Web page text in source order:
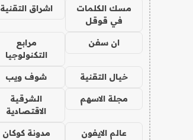
مسك الكلمات
في قوقل
اشراق التقنية
ان سفن
مرابع
التكنولوجيا
خيال التقنية شوف ويب
مجلة الاسهم
الشرقية
الاقتصادية
عالم الايفون مدونة كوكان